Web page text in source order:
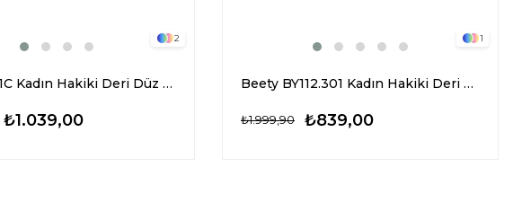
2
Zeyn 7541C Kadın Hakiki Deri Düz Sandalet Taba
₺1.039,00
1
Beety BY112.301 Kadın Hakiki Deri Sandalet Siyah
₺839,00
₺1.999,90